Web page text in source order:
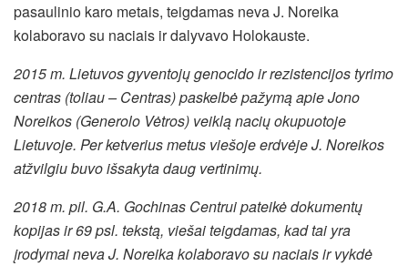
pasaulinio karo metais, teigdamas neva J. Noreika
kolaboravo su naciais ir dalyvavo Holokauste.
2015 m. Lietuvos gyventojų genocido ir rezistencijos tyrimo
centras (toliau – Centras) paskelbė pažymą apie Jono
Noreikos (Generolo Vėtros) veiklą nacių okupuotoje
Lietuvoje. Per ketverius metus viešoje erdvėje J. Noreikos
atžvilgiu buvo išsakyta daug vertinimų.
2018 m. pil. G.A. Gochinas Centrui pateikė dokumentų
kopijas ir 69 psl. tekstą, viešai teigdamas, kad tai yra
įrodymai neva J. Noreika kolaboravo su naciais ir vykdė